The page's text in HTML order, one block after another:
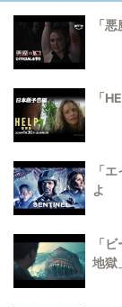
「
「
「
よ
「
地獄